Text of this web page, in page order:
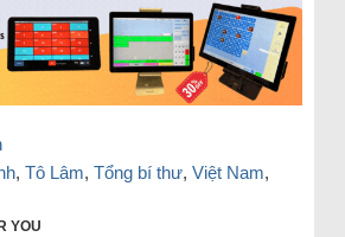
, Tô Lâm, Tổng bí thư, Việt Nam,
YOU